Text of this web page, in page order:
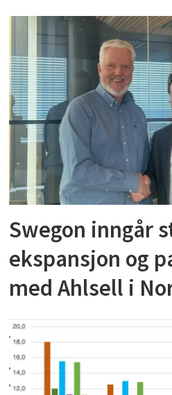
Swegon inngår
ekspansjon og
med Ahlsell i